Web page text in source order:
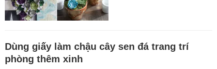
Dùng giấy làm chậu cây sen đá trang trí
phòng thêm xinh